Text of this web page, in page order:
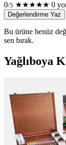
0/5 ★★★★★ 0
Değerlendirme Yaz
Bu ürüne henüz
sen bırak.
Yağlıboya